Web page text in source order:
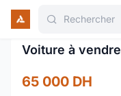
Rechercher
Voiture à vendre
65 000 DH